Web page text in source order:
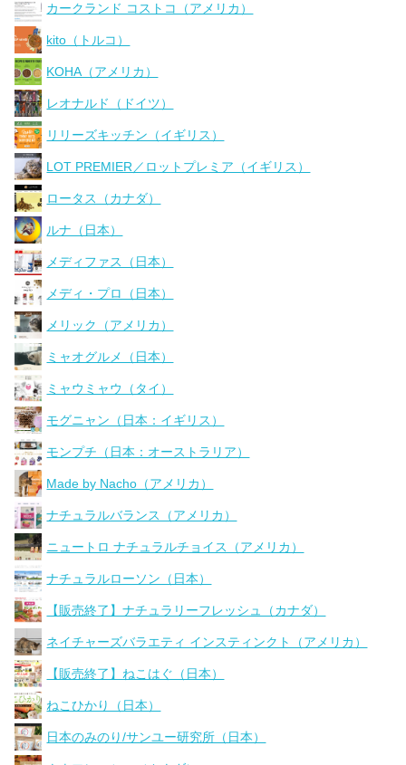
カークランド コストコ（アメリカ）
kito（トルコ）
KOHA（アメリカ）
レオナルド（ドイツ）
リリーズキッチン（イギリス）
LOT PREMIER／ロットプレミア（イギリス）
ロータス（カナダ）
ルナ（日本）
メディファス（日本）
メディ・プロ（日本）
メリック（アメリカ）
ミャオグルメ（日本）
ミャウミャウ（タイ）
モグニャン（日本：イギリス）
モンプチ（日本：オーストラリア）
Made by Nacho（アメリカ）
ナチュラルバランス（アメリカ）
ニュートロ ナチュラルチョイス（アメリカ）
ナチュラルローソン（日本）
【販売終了】ナチュラリーフレッシュ（カナダ）
ネイチャーズバラエティ インスティンクト（アメリカ）
【販売終了】ねこはぐ（日本）
ねこひかり（日本）
日本のみのり/サンユー研究所（日本）